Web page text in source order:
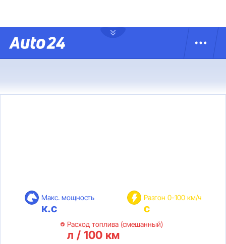
Макс. мощность
к.с
Разгон 0-100 км/ч
с
Расход топлива (смешанный)
л / 100 км